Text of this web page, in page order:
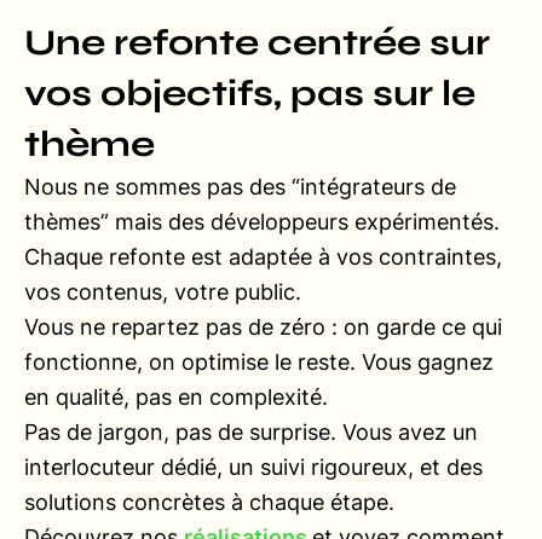
Une refonte centrée sur
vos objectifs, pas sur le
thème
Nous ne sommes pas des “intégrateurs de
thèmes” mais des développeurs expérimentés.
Chaque refonte est adaptée à vos contraintes,
vos contenus, votre public.
Vous ne repartez pas de zéro : on garde ce qui
fonctionne, on optimise le reste. Vous gagnez
en qualité, pas en complexité.
Pas de jargon, pas de surprise. Vous avez un
interlocuteur dédié, un suivi rigoureux, et des
solutions concrètes à chaque étape.